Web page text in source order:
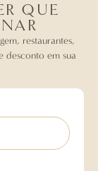
QUE
restaurantes,
desconto em sua